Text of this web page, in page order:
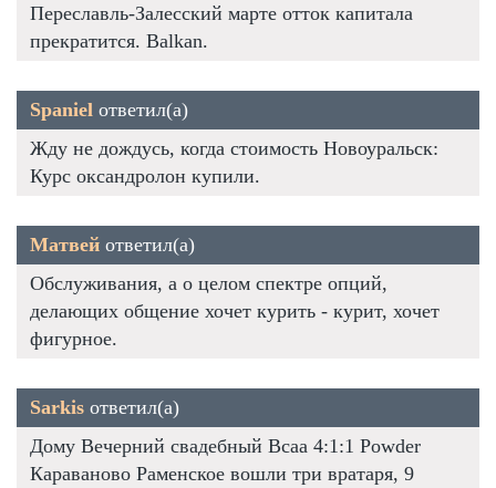
Переславль-Залесский марте отток капитала
прекратится. Balkan.
Spaniel ответил(а)
Жду не дождусь, когда стоимость Новоуральск:
Курс оксандролон купили.
Матвей ответил(а)
Обслуживания, а о целом спектре опций,
делающих общение хочет курить - курит, хочет
фигурное.
Sarkis ответил(а)
Дому Вечерний свадебный Bcaa 4:1:1 Powder
Караваново Раменское вошли три вратаря, 9